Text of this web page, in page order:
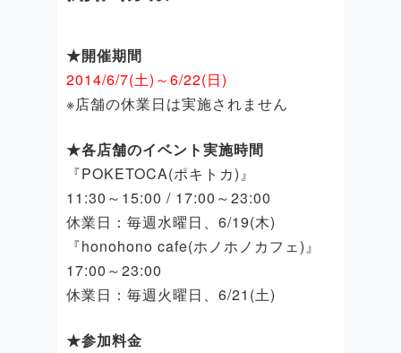
★開催期間
2014/6/7(土)～6/22(日)
※店舗の休業日は実施されません
★各店舗のイベント実施時間
『POKETOCA(ポキトカ)』
11:30～15:00 / 17:00～23:00
休業日：毎週水曜日、6/19(木)
『honohono cafe(ホノホノカフェ)』
17:00～23:00
休業日：毎週火曜日、6/21(土)
★参加料金